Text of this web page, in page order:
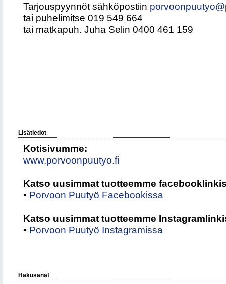
Tarjouspyynnöt sähköpostiin
tai puhelimitse 019 549 664
tai matkapuh. Juha Selin 0400 461 159
Lisätiedot
Kotisivumme:
www.porvoonpuutyo.fi
Katso uusimmat tuotteemme
• Porvoon Puutyö Facebookissa
Katso uusimmat tuotteemme
• Porvoon Puutyö Instagramissa
Hakusanat